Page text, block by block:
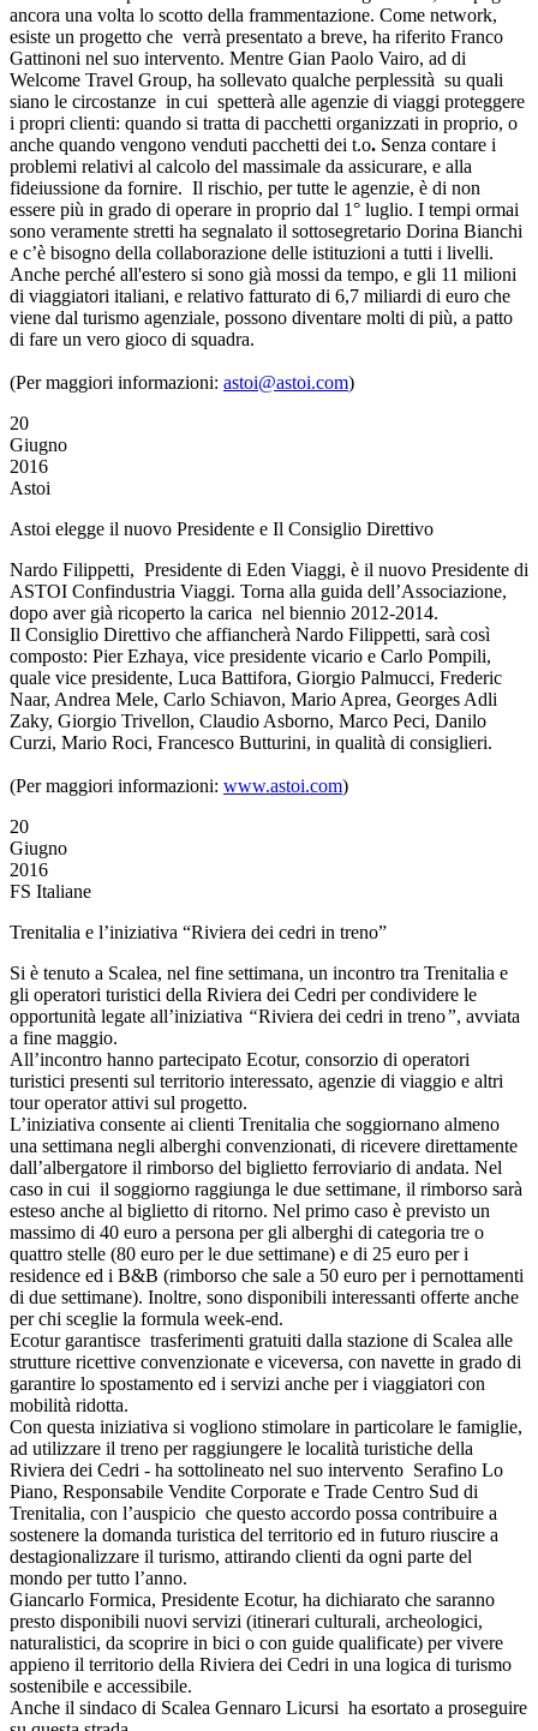
ancora una volta lo scotto della frammentazione. Come network,
esiste un progetto che verrà presentato a breve, ha riferito Franco
Gattinoni nel suo intervento. Mentre Gian Paolo Vairo, ad di
Welcome Travel Group, ha sollevato qualche perplessità su quali
siano le circostanze in cui spetterà alle agenzie di viaggi proteggere
i propri clienti: quando si tratta di pacchetti organizzati in proprio, o
anche quando vengono venduti pacchetti dei t.o. Senza contare i
problemi relativi al calcolo del massimale da assicurare, e alla
fideiussione da fornire. Il rischio, per tutte le agenzie, è di non
essere più in grado di operare in proprio dal 1° luglio. I tempi ormai
sono veramente stretti ha segnalato il sottosegretario Dorina Bianchi
e c’è bisogno della collaborazione delle istituzioni a tutti i livelli.
Anche perché all'estero si sono già mossi da tempo, e gli 11 milioni
di viaggiatori italiani, e relativo fatturato di 6,7 miliardi di euro che
viene dal turismo agenziale, possono diventare molti di più, a patto
di fare un vero gioco di squadra.
(Per maggiori informazioni: astoi@astoi.com)
20
Giugno
2016
Astoi
Astoi elegge il nuovo Presidente e Il Consiglio Direttivo
Nardo Filippetti, Presidente di Eden Viaggi, è il nuovo Presidente di
ASTOI Confindustria Viaggi. Torna alla guida dell’Associazione,
dopo aver già ricoperto la carica nel biennio 2012-2014.
Il Consiglio Direttivo che affiancherà Nardo Filippetti, sarà così
composto: Pier Ezhaya, vice presidente vicario e Carlo Pompili,
quale vice presidente, Luca Battifora, Giorgio Palmucci, Frederic
Naar, Andrea Mele, Carlo Schiavon, Mario Aprea, Georges Adli
Zaky, Giorgio Trivellon, Claudio Asborno, Marco Peci, Danilo
Curzi, Mario Roci, Francesco Butturini, in qualità di consiglieri.
(Per maggiori informazioni: www.astoi.com)
20
Giugno
2016
FS Italiane
Trenitalia e l’iniziativa “Riviera dei cedri in treno”
Si è tenuto a Scalea, nel fine settimana, un incontro tra Trenitalia e
gli operatori turistici della Riviera dei Cedri per condividere le
opportunità legate all’iniziativa “Riviera dei cedri in treno”, avviata
a fine maggio.
All’incontro hanno partecipato Ecotur, consorzio di operatori
turistici presenti sul territorio interessato, agenzie di viaggio e altri
tour operator attivi sul progetto.
L’iniziativa consente ai clienti Trenitalia che soggiornano almeno
una settimana negli alberghi convenzionati, di ricevere direttamente
dall’albergatore il rimborso del biglietto ferroviario di andata. Nel
caso in cui il soggiorno raggiunga le due settimane, il rimborso sarà
esteso anche al biglietto di ritorno. Nel primo caso è previsto un
massimo di 40 euro a persona per gli alberghi di categoria tre o
quattro stelle (80 euro per le due settimane) e di 25 euro per i
residence ed i B&B (rimborso che sale a 50 euro per i pernottamenti
di due settimane). Inoltre, sono disponibili interessanti offerte anche
per chi sceglie la formula week-end.
Ecotur garantisce trasferimenti gratuiti dalla stazione di Scalea alle
strutture ricettive convenzionate e viceversa, con navette in grado di
garantire lo spostamento ed i servizi anche per i viaggiatori con
mobilità ridotta.
Con questa iniziativa si vogliono stimolare in particolare le famiglie,
ad utilizzare il treno per raggiungere le località turistiche della
Riviera dei Cedri - ha sottolineato nel suo intervento Serafino Lo
Piano, Responsabile Vendite Corporate e Trade Centro Sud di
Trenitalia, con l’auspicio che questo accordo possa contribuire a
sostenere la domanda turistica del territorio ed in futuro riuscire a
destagionalizzare il turismo, attirando clienti da ogni parte del
mondo per tutto l’anno.
Giancarlo Formica, Presidente Ecotur, ha dichiarato che saranno
presto disponibili nuovi servizi (itinerari culturali, archeologici,
naturalistici, da scoprire in bici o con guide qualificate) per vivere
appieno il territorio della Riviera dei Cedri in una logica di turismo
sostenibile e accessibile.
Anche il sindaco di Scalea Gennaro Licursi ha esortato a proseguire